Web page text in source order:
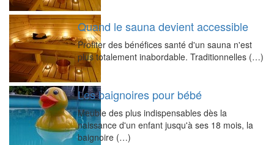
Quand le sauna devient accessible
Profiter des bénéfices santé d'un sauna n'est
plus totalement inabordable. Traditionnelles (…)
Les baignoires pour bébé
Meuble des plus indispensables dès la
naissance d'un enfant jusqu'à ses 18 mois, la
baignoire (…)